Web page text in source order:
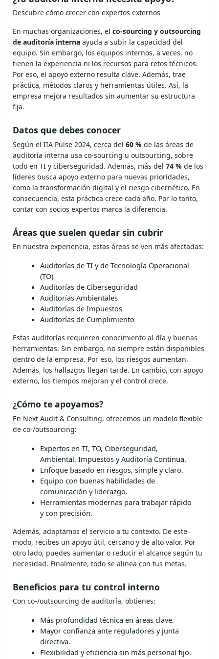
Descubre cómo crecer con expertos externos
En muchas organizaciones, el co-sourcing y outsourcing
de auditoría interna ayuda a subir la capacidad del
equipo. Sin embargo, los equipos internos, a veces, no
tienen la experiencia ni los recursos para retos técnicos.
Por eso, el apoyo externo resulta clave. Además, trae
práctica, métodos claros y herramientas útiles. Así, la
empresa mejora resultados sin aumentar su estructura
fija.
Datos que debes conocer
Según el IIA Pulse 2024, cerca del 60 % de las áreas de
auditoría interna usa co-sourcing u outsourcing, sobre
todo en TI y ciberseguridad. Además, más del 74 % de los
líderes busca apoyo externo para nuevas prioridades,
como la transformación digital y el riesgo cibernético. En
consecuencia, esta práctica crece cada año. Por lo tanto,
contar con socios expertos marca la diferencia.
Áreas que suelen quedar sin cubrir
En nuestra experiencia, estas áreas se ven más afectadas:
Auditorías de TI y de Tecnología
Operacional (TO)
Auditorías de Ciberseguridad
Auditorías Ambientales
Auditorías de Impuestos
Auditorías de Cumplimiento
Estas auditorías requieren conocimiento al día y buenas
herramientas. Sin embargo, no siempre están disponibles
dentro de la empresa. Por eso, los riesgos aumentan.
Además, los hallazgos llegan tarde. En cambio, con apoyo
externo, los tiempos mejoran y el control crece.
¿Cómo te apoyamos?
En Next Audit & Consulting, ofrecemos un modelo flexible
de co-/outsourcing:
Expertos en TI, TO, Ciberseguridad,
Ambiental, Impuestos y Auditoría
Continua.
Enfoque basado en riesgos, simple y
claro.
Equipo con buenas habilidades de
Herramientas modernas para trabajar
rápido y con precisión.
Además, adaptamos el servicio a tu contexto. De este
otro lado, puedes aumentar o reducir el alcance según tu
necesidad. Finalmente, todo se alinea con tus metas.
Beneficios para tu control interno
Con co-/outsourcing de auditoría, obtienes:
Más profundidad técnica en áreas clave.